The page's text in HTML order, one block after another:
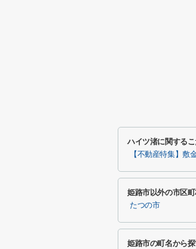
ハイツ渚に関する
【不動産特集】敷
姫路市以外の市区
たつの市
姫路市の町名から